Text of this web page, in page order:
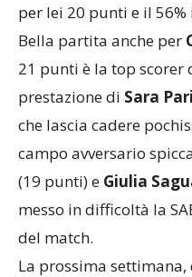
per lei 20 punti e il
Bella partita anche per
21 punti è la top scorer
prestazione di Sara
che lascia cadere
campo avversario
(19 punti) e Giulia
messo in difficoltà la
del match.
La prossima